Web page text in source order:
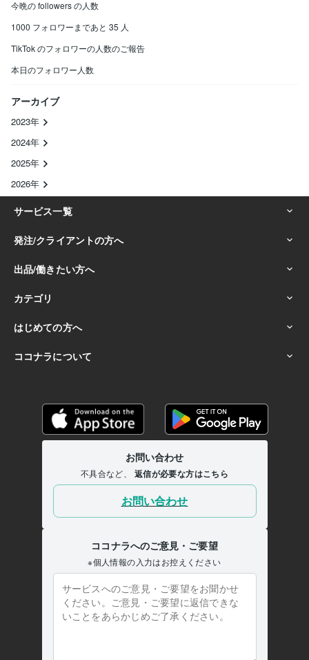
今晩の followers の人数
1000 フォロワーまであと 35 人
TikTok のフォロワーの人数のご報告
本日のフォロワー人数
アーカイブ
2023年
2024年
2025年
2026年